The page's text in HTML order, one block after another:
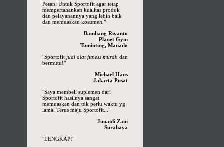
Pesan: Untuk Sportofit agar tetap
mempertahankan kualitas produk
dan pelayanannya yang lebih baik
dan memuaskan kosumen."
Bambang Riyanto
Planet Gym
Tuminting, Manado
"Sportofit jual alat fitness murah dan
bermutu!"
Michael Hans
Jakarta Pusat
"Saya membeli suplemen dari
Sportofit hasilnya sangat
memuaskan dan tdk perlu waktu yg
lama. Terus maju Sportofit..."
Junaidi Zain
Surabaya
"LENGKAP!"